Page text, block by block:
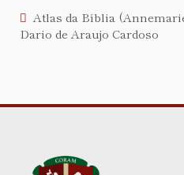
Atlas da Bíblia
Dario de Araujo Cardoso